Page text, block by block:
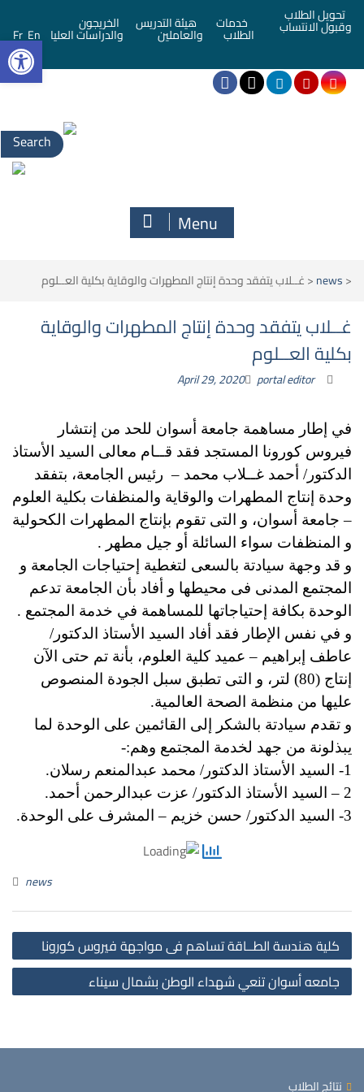
تحويل الطلاب
وقبول الانتساب خدمات
الطلاب
هيئة التدريس
والعاملين
الخريجون
والدراسات العليا En
Fr
Search
for:
Menu
<
news
<غــلاب يتفقد وحدة إنتاج المطهرات والوقاية بكلية العــلوم
غــلاب يتفقد وحدة إنتاج المطهرات والوقاية
بكلية العــلوم
April 29, 2020 portal editor
في إطار مساهمة جامعة أسوان للحد من إنتشار
فيروس كورونا المستجد فقد قــام معالى السيد الأستاذ
الدكتور/ أحمد غــلاب محمد – رئيس الجامعة، بتفقد
وحدة إنتاج المطهرات والوقاية والمنظفات بكلية العلوم
– جامعة أسوان، و التى تقوم بإنتاج المطهرات الكحولية
و المنظفات سواء السائلة أو جيل مطهر .
و قد وجهة سيادتة بالسعى لتغطية إحتياجات الجامعة و
المجتمع المدنى فى محيطها و أفاد بأن الجامعة تدعم
الوحدة بكافة إحتياجاتها للمساهمة في خدمة المجتمع .
و في نفس الإطار فقد أفاد السيد الأستاذ الدكتور/
عاطف إبراهيم – عميد كلية العلوم، بأنة تم حتى الآن
إنتاج (80) لتر، و التى تطبق سبل الجودة المنصوص
عليها من منظمة الصحة العالمية.
و تقدم سيادتة بالشكر إلى القائمين على الوحدة لما
يبذلونة من جهد لخدمة المجتمع وهم:-
1- السيد الأستاذ الدكتور/ محمد عبدالمنعم رسلان.
2 – السيد الأستاذ الدكتور/ عزت عبدالرحمن أحمد.
3- السيد الدكتور/ حسن خزيم – المشرف على الوحدة.
news
كلية هندسة الطــاقة تساهم فى مواجهة فيروس كورونا
جامعه أسوان تنعي شهداء الوطن بشمال سيناء
نتائج الطلاب